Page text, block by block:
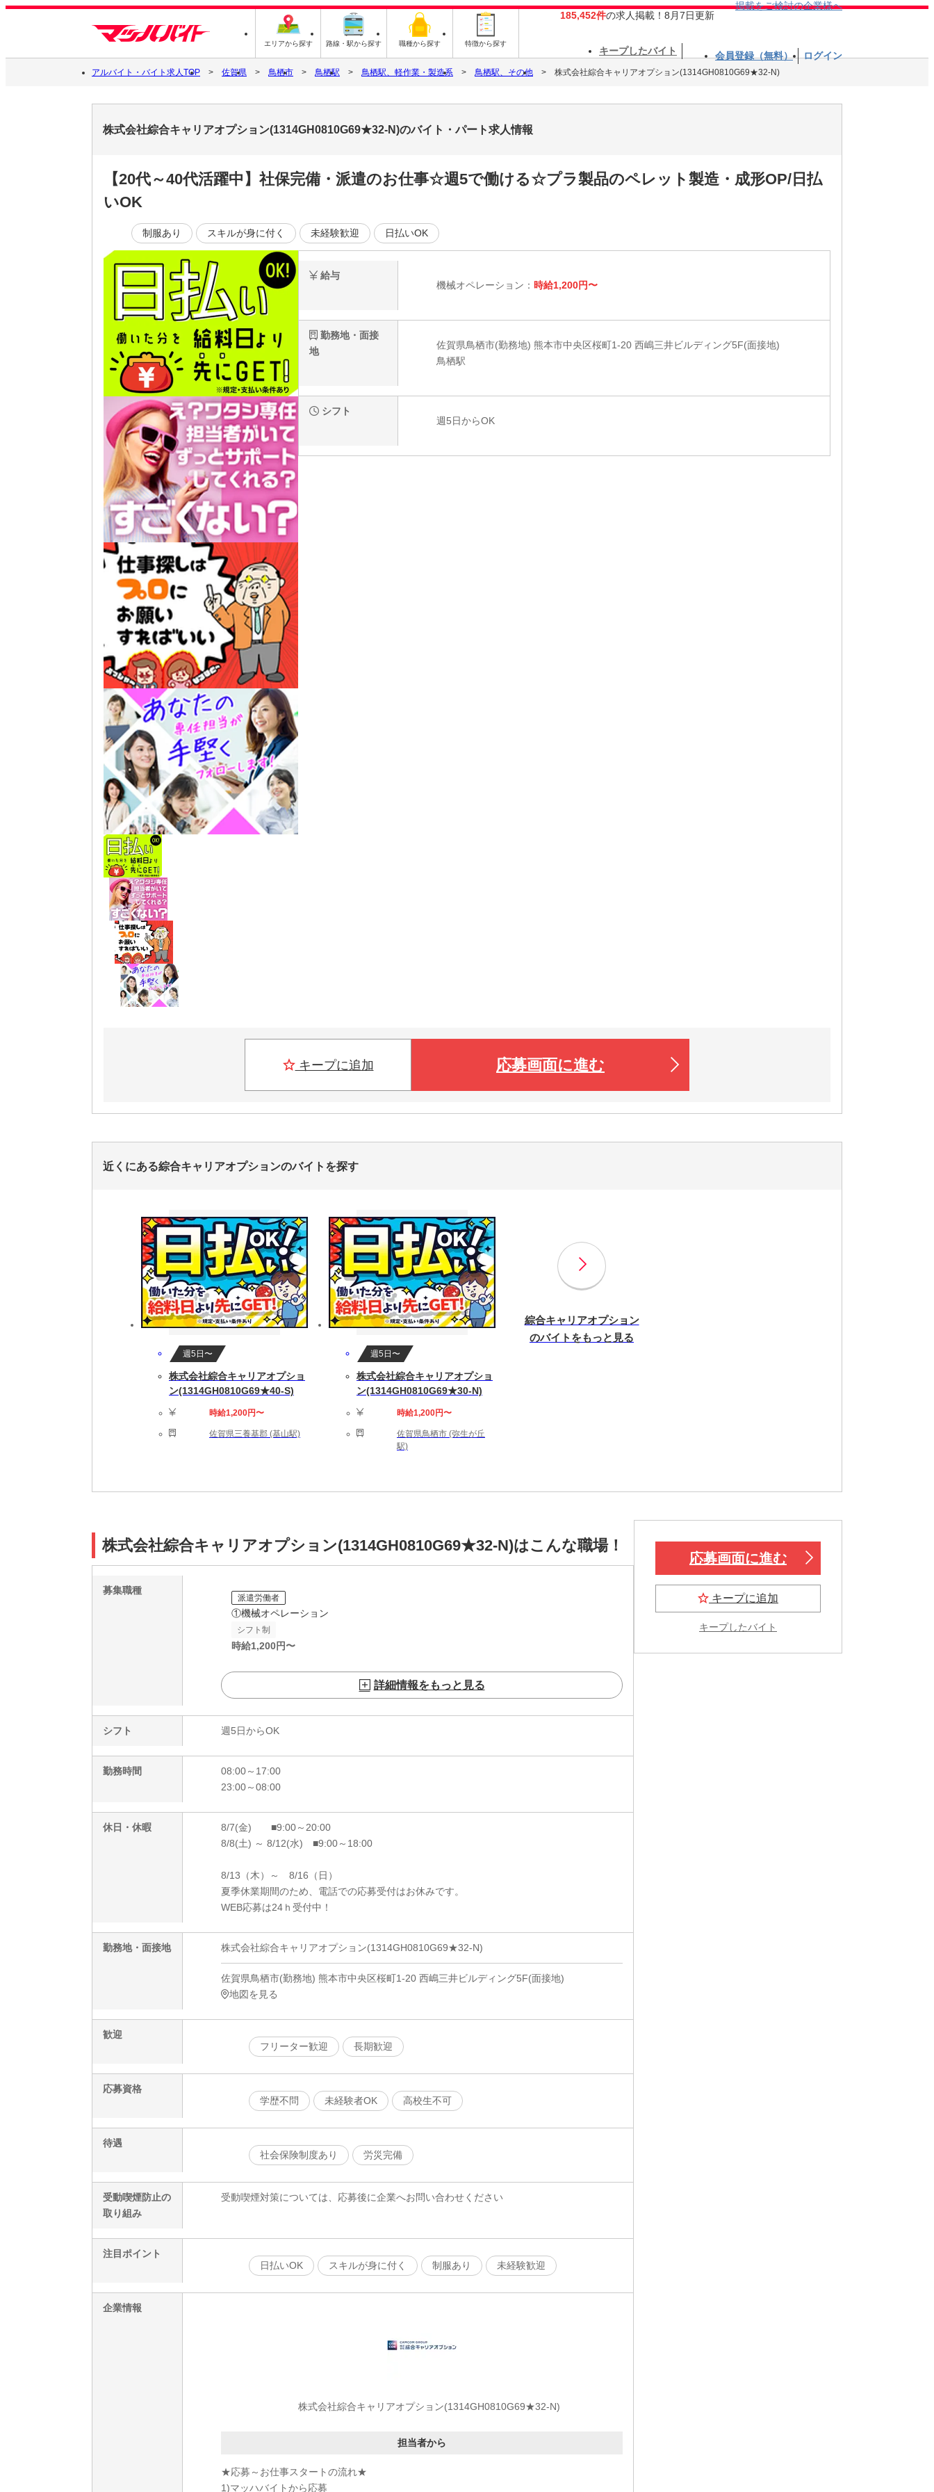
エリアから探す 路線・駅から探す 職種から探す 特徴から探す
185,452件の求人掲載！8月7日更新
掲載をご検討の企業様へ
キープしたバイト 会員登録（無料） ログイン
アルバイト・バイト求人TOP 佐賀県 鳥栖市 鳥栖駅 鳥栖駅、軽作業・製造系 鳥栖駅、その他 株式会社綜合キャリアオプション(1314GH0810G69★32-N)
株式会社綜合キャリアオプション(1314GH0810G69★32-N)のバイト・パート求人情報
【20代～40代活躍中】社保完備・派遣のお仕事☆週5で働ける☆プラ製品のペレット製造・成形OP/日払
いOK
制服あり スキルが身に付く 未経験歓迎 日払いOK
給与
機械オペレーション： 時給1,200円〜
勤務地・面接
地
佐賀県鳥栖市(勤務地) 熊本市中央区桜町1-20 西嶋三井ビルディング5F(面接地)
鳥栖駅
シフト
週5日からOK
キープに追加 応募画面に進む
近くにある綜合キャリアオプションのバイトを探す
週5日〜
株式会社綜合キャリアオプショ
ン(1314GH0810G69★40-S)
時給1,200円〜
佐賀県三養基郡 (基山駅)
週5日〜
株式会社綜合キャリアオプショ
ン(1314GH0810G69★30-N)
時給1,200円〜
佐賀県鳥栖市 (弥生が丘
駅)
綜合キャリアオプション
のバイトをもっと見る
株式会社綜合キャリアオプション(1314GH0810G69★32-N)はこんな職場！
募集職種
派遣労働者
①機械オペレーション
シフト制
時給1,200円〜
詳細情報をもっと見る
シフト 週5日からOK
勤務時間
08:00～17:00
23:00～08:00
休日・休暇
8/7(金) ■9:00～20:00
8/8(土) ～ 8/12(水) ■9:00～18:00
8/13（木）～ 8/16（日）
夏季休業期間のため、電話での応募受付はお休みです。
WEB応募は24ｈ受付中！
勤務地・面接地 株式会社綜合キャリアオプション(1314GH0810G69★32-N)
佐賀県鳥栖市(勤務地) 熊本市中央区桜町1-20 西嶋三井ビルディング5F(面接地)
地図を見る
歓迎
フリーター歓迎
長期歓迎
応募資格
学歴不問
未経験者OK 高校生不可
待遇
社会保険制度あり
労災完備
受動喫煙防止の
取り組み
受動喫煙対策については、応募後に企業へお問い合わせください
注目ポイント
日払いOK
スキルが身に付く 制服あり 未経験歓迎
企業情報
株式会社綜合キャリアオプション(1314GH0810G69★32-N)
担当者から
★応募～お仕事スタートの流れ★
1)マッハバイトから応募
応募画面に進む
キープに追加
キープしたバイト